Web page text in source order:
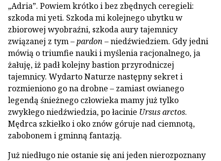
„Adria”. Powiem krótko i bez zbędnych ceregieli:
szkoda mi yeti. Szkoda mi kolejnego ubytku w
zbiorowej wyobraźni, szkoda aury tajemnicy
związanej z tym –pardon – niedźwiedziem. Gdy jedni
mówią o triumfie nauki i myślenia racjonalnego, ja
żałuję, iż padł kolejny bastion przyrodniczej
tajemnicy. Wydarto Naturze następny sekret i
rozmieniono go na drobne – zamiast owianego
legendą śnieżnego człowieka mamy już tylko
zwykłego niedźwiedzia, po łacinie Ursus arctos.
Mędrca szkiełko i oko znów góruje nad ciemnotą,
zabobonem i gminną fantazją.
Już niedługo nie ostanie się ani jeden nierozpoznany